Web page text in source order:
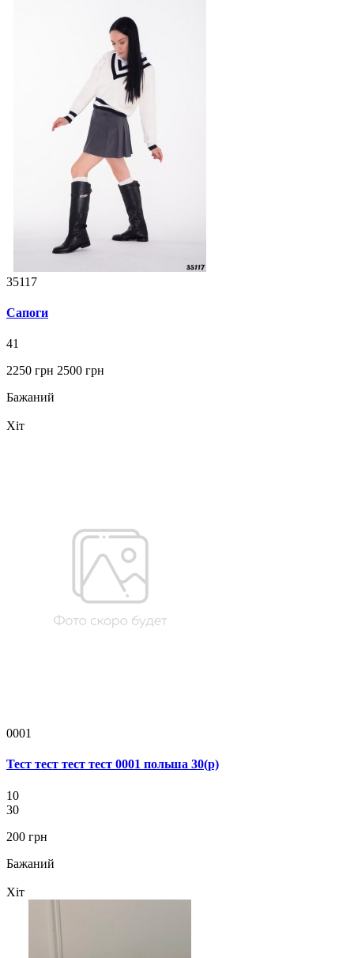
35117
Сапоги
41
2250 грн 2500 грн
Бажаний
Хіт
0001
Тест тест тест тест 0001 польша 30(р)
10
30
200 грн
Бажаний
Хіт